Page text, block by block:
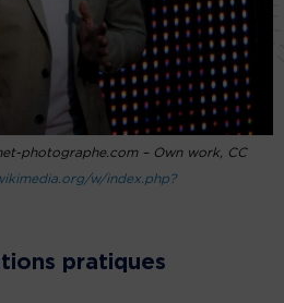
photographe.com – Own work, CC
w/index.php?
pratiques